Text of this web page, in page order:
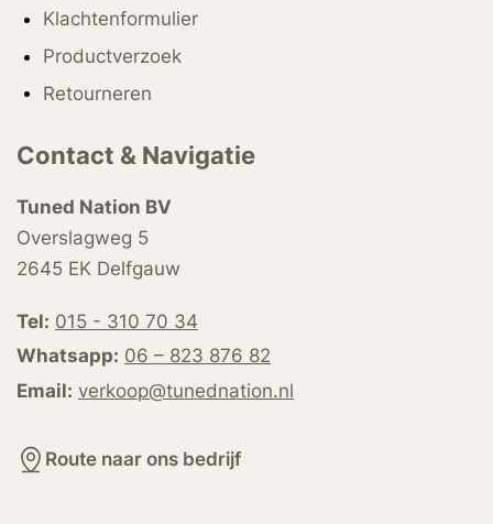
Klachtenformulier
Productverzoek
Retourneren
Contact & Navigatie
Tuned Nation BV
Overslagweg 5
2645 EK Delfgauw
Tel: 015 - 310 70 34
Whatsapp: 06 – 823 876 82
Email: verkoop@tunednation.nl
Route naar ons bedrijf